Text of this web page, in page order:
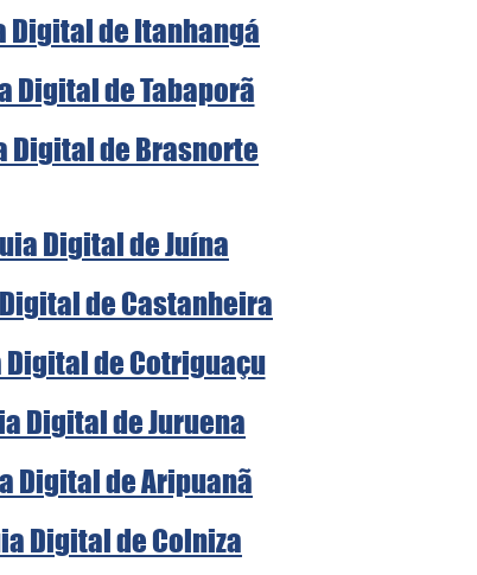
Digital de Itanhangá
Digital de Tabaporã
Digital de Brasnorte
Digital de Juína
de Castanheira
Digital de Cotriguaçu
Digital de Juruena
Digital de Aripuanã
Digital de Colniza